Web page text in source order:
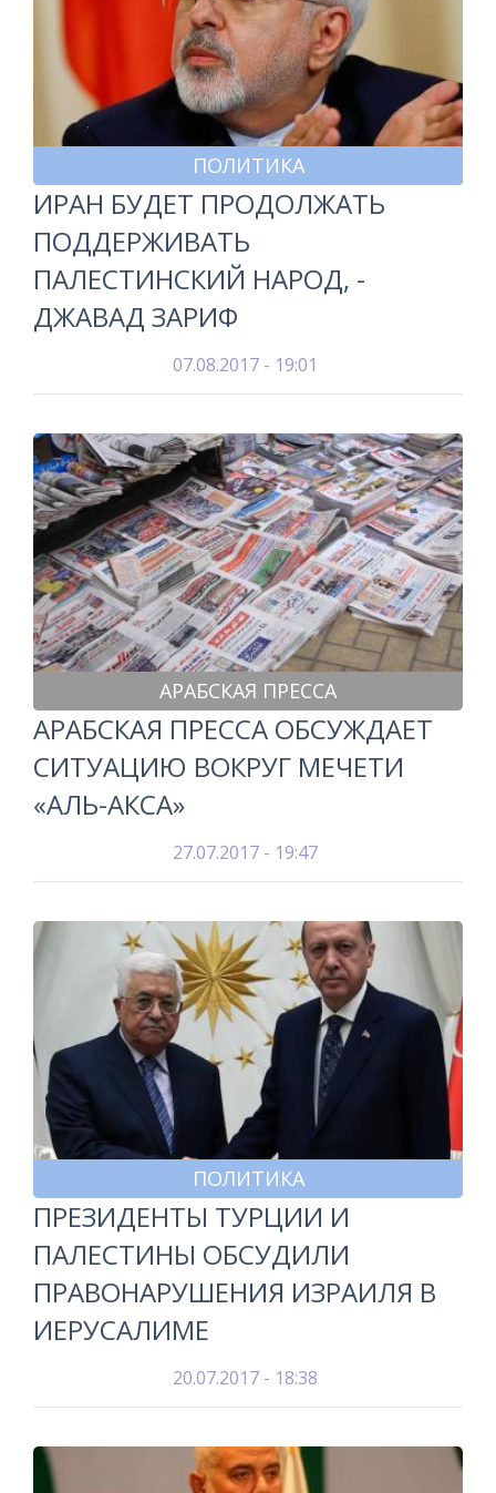
ПОЛИТИКА
ИРАН БУДЕТ ПРОДОЛЖАТЬ
ПОДДЕРЖИВАТЬ
ПАЛЕСТИНСКИЙ НАРОД, -
ДЖАВАД ЗАРИФ
07.08.2017 - 19:01
АРАБСКАЯ ПРЕССА
АРАБСКАЯ ПРЕССА ОБСУЖДАЕТ
СИТУАЦИЮ ВОКРУГ МЕЧЕТИ
«АЛЬ-АКСА»
27.07.2017 - 19:47
ПОЛИТИКА
ПРЕЗИДЕНТЫ ТУРЦИИ И
ПАЛЕСТИНЫ ОБСУДИЛИ
ПРАВОНАРУШЕНИЯ ИЗРАИЛЯ В
ИЕРУСАЛИМЕ
20.07.2017 - 18:38